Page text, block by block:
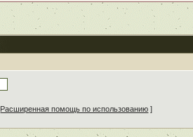
Расширенная помощь по использованию ]